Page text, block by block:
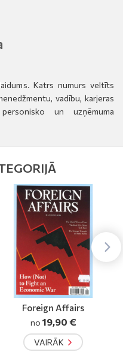
Katrs numurs veltīts
vadību, karjeras
un uzņēmuma